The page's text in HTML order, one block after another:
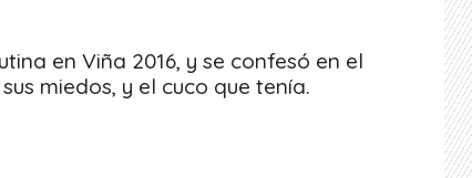
en Viña 2016, y se confesó en el
miedos, y el cuco que tenía.